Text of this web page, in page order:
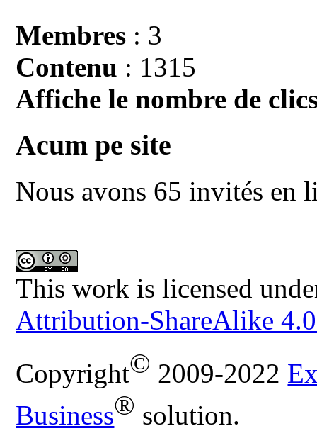
Membres : 3
Contenu : 1315
Affiche le nombre de
Acum pe site
Nous avons 65 invités en
This work is licensed
Attribution-ShareAlike
Copyright© 2009-2022
Business® solution.